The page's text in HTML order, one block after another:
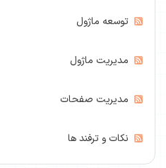
توسعه ماژول
مدیریت ماژول
مدیریت صفحات
نکات و ترفند ها